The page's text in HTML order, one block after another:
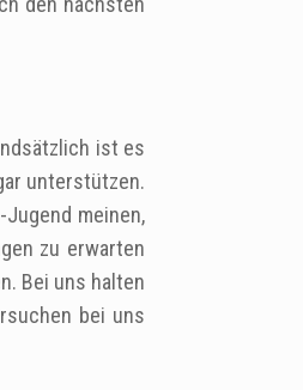
ist es
unterstützen.
meinen,
zu erwarten
Bei uns halten
bei uns